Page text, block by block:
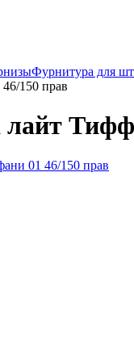
Фурнитура для
150 прав